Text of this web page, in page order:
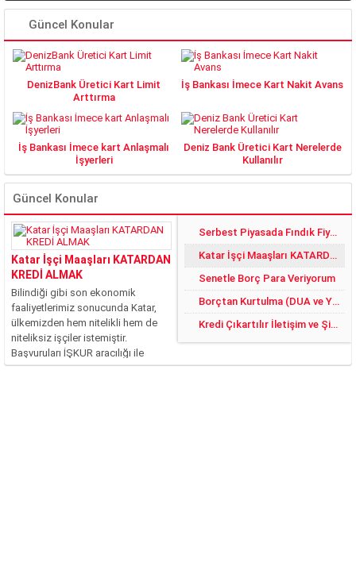
Olan Şubeler Hangisi?
Güncel Konular
DenizBank Üretici Kart Limit
Arttırma
İş Bankası İmece Kart Nakit Avans
İş Bankası İmece kart Anlaşmalı
İşyerleri
Deniz Bank Üretici Kart Nerelerde
Kullanılır
Güncel Konular
Katar İşçi Maaşları KATARDAN
KREDİ ALMAK
Bilindiği gibi son ekonomik
faaliyetlerimiz sonucunda Katar,
ülkemizden hem nitelikli hem de
niteliksiz işçiler istemiştir.
Başvuruları İŞKUR aracılığı ile
yapılan bu işler, ciddi şekilde
Serbest Piyasada Fındık Fiyatları 2018 DE YÜZLER GÜLER:)
Katar İşçi Maaşları KATARDAN KREDİ ALMAK
Senetle Borç Para Veriyorum
Borçtan Kurtulma (DUA ve YÖNTEMLER)
Kredi Çıkartılır İletişim ve Şikayet